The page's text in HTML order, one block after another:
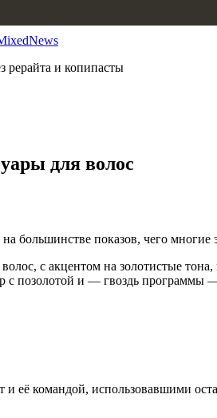
рерайта и копипасты
для волос
большинстве показов, чего
с акцентом на золотистые
позолотой и — гвоздь программы —
её командой, использовавшими